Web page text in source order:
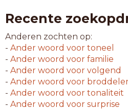
Recente
Anderen zochten op:
- Ander woord voor toneel
- Ander woord voor familie
- Ander woord voor volgend
- Ander woord voor
- Ander woord voor tonaliteit
- Ander woord voor surprise